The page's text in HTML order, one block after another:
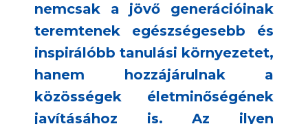
nemcsak a jövő generációinak
teremtenek egészségesebb és
inspirálóbb tanulási környezetet,
hanem hozzájárulnak a
közösségek életminőségének
javításához is. Az ilyen